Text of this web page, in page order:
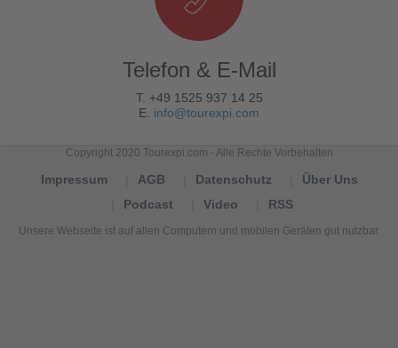
Telefon & E-Mail
T. +49 1525 937 14 25
E. info@tourexpi.com
Copyright 2020 Tourexpi.com - Alle Rechte Vorbehalten
Impressum AGB Datenschutz
Über Uns
Podcast
Video RSS
Unsere Webseite ist auf allen Computern und mobilen Geräten gut nutzbar.